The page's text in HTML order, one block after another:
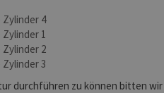
Zylinder 4
Zylinder 1
Zylinder 2
Zylinder 3
durchführen zu können bitten